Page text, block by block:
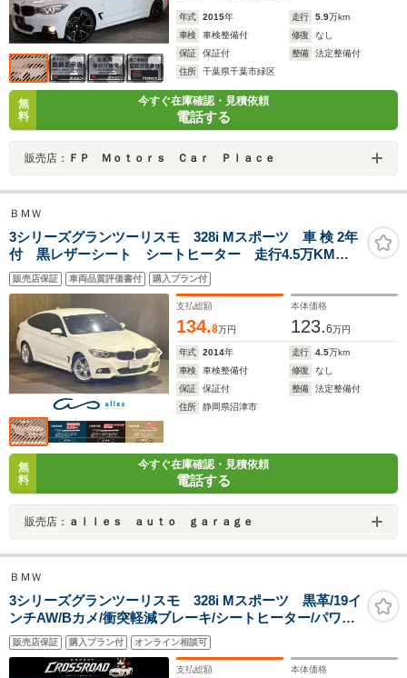
年式 2015年 走行 5.9万km
車検
車検整備付 修復
なし
保証
保証付 整備
法定整備付
住所
千葉県千葉市緑区
無
料
今すぐ在庫確認・見積依頼
電話する
販売店： ＦＰ Ｍｏｔｏｒｓ Ｃａｒ Ｐｌａｃｅ
ＢＭＷ
3シリーズグランツーリスモ 328i Mスポーツ 車 検 2年
付 黒レザーシート シートヒーター 走行4.5万KM
パワートランク
販売店保証 車両品質評価書付 購入プラン付
支払総額
134.8万円
本体価格
123.6万円
年式 2014年 走行 4.5万km
車検
車検整備付 修復
なし
保証
保証付 整備
法定整備付
住所
静岡県沼津市
無
料
今すぐ在庫確認・見積依頼
電話する
販売店： ａｌｌｅｓ ａｕｔｏ ｇａｒａｇｅ
ＢＭＷ
3シリーズグランツーリスモ 328i Mスポーツ 黒革/19イ
ンチAW/Bカメ/衝突軽減ブレーキ/シートヒーター/パワー
シート/Bluetooth/TV/レーンキープアシスト/ETC
販売店保証 購入プラン付 オンライン相談可
支払総額 本体価格